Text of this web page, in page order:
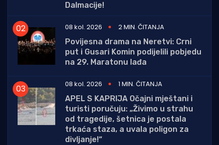
Dalmacije!
08 kol. 2026
2 MIN. ČITANJA
Povijesna drama na Neretvi: Crni
put i Gusari Komin podijelili pobjedu
na 29. Maratonu lađa
08 kol. 2026
1 MIN. ČITANJA
APEL S KAPRIJA Očajni mještani i
turisti poručuju: „Živimo u strahu
od tragedije, šetnica je postala
trkaća staza, a uvala poligon za
divljanje!“